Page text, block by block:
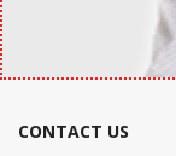
CONTACT US